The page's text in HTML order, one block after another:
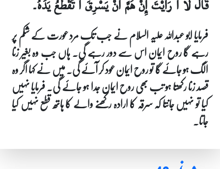
قَالَ لا أَ رَأَيْتَ إِنْ هَمَّ أَنْ يَسْرِقَ أَ تُقْطَعُ يَدُهُ۔
فرمایا ابو عبداللہ علیہ السلام نے جب تک مرد عورت کے شکم پر
رہے گا روح ایمان اس سے دور رہے گی۔ ہاں جب وہ بغیر زنا
الگ ہو جائے گا تو روح ایمان عود کر آئے گی۔ میں نے کہا اگر وہ
قصد زنا رکھتا ہو تب بھی روح ایمان جدا ہو جائے گی۔ فرمایا نہیں
کیا تو نہیں جانتا کہ سرقہ کا ارادہ رکھنے والے کا ہاتھ قطع نہیں کیا
جاتا۔